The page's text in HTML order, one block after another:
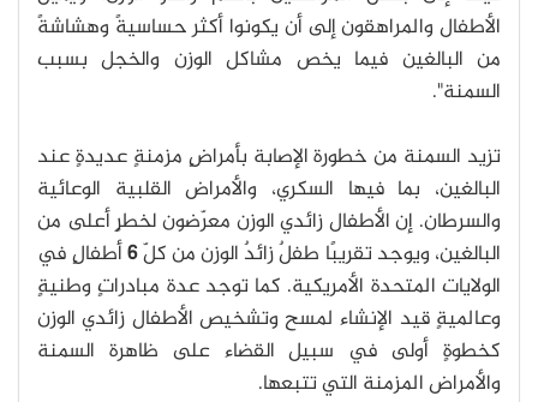
الأطفال والمراهقون إلى أن يكونوا أكثر حساسيةً وهشاشةً
من البالغين فيما يخص مشاكل الوزن والخجل بسبب
السمنة".
تزيد السمنة من خطورة الإصابة بأمراضٍ مزمنةٍ عديدةٍ عند
البالغين، بما فيها السكري، والأمراض القلبية الوعائية
والسرطان. إن الأطفال زائدي الوزن معرّضون لخطرٍ أعلى من
البالغين، ويوجد تقريبًا طفلٌ زائدٌ الوزن من كلّ6أطفالٍ في
الولايات المتحدة الأمريكية. كما توجد عدة مبادراتٍ وطنيةٍ
وعالميةٍ قيد الإنشاء لمسح وتشخيص الأطفال زائدي الوزن
كخطوةٍ أولى في سبيل القضاء على ظاهرة السمنة
والأمراض المزمنة التي تتبعها.